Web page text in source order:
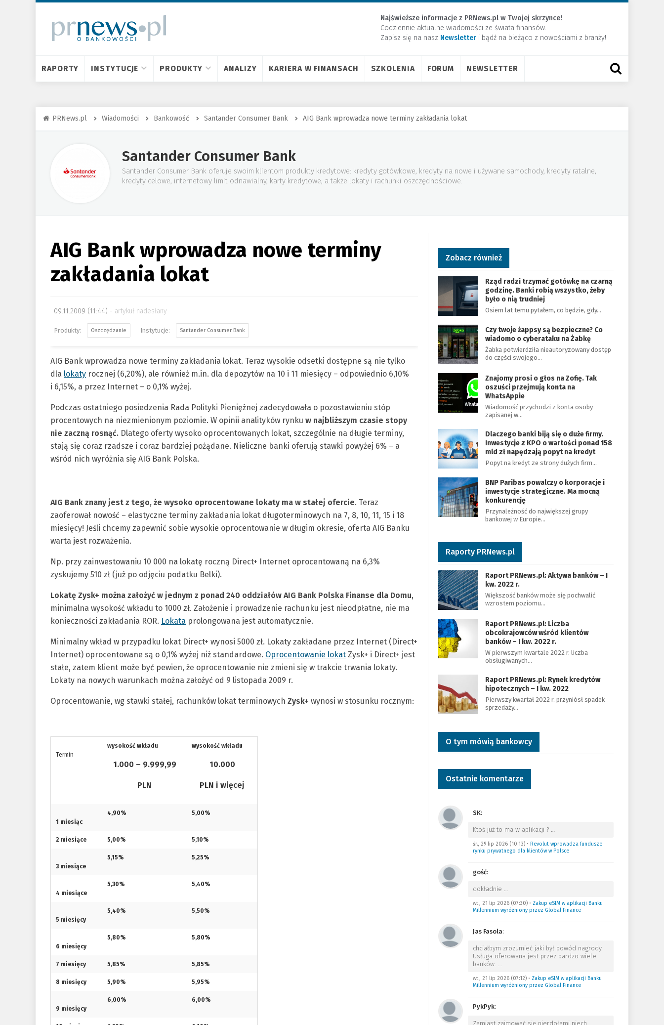
Najświeższe informacje z PRNews.pl w Twojej skrzynce!
Codziennie aktualne wiadomości ze świata finansów.
Zapisz się na nasz Newsletter ​i bądź na bieżąco z nowościami z branży!
RAPORTY INSTYTUCJE PRODUKTY ANALIZY KARIERA W FINANSACH SZKOLENIA FORUM NEWSLETTER
PRNews.pl Wiadomości Bankowość Santander Consumer Bank AIG Bank wprowadza nowe terminy zakładania lokat
Santander Consumer Bank
Santander Consumer Bank oferuje swoim klientom produkty kredytowe: kredyty gotówkowe, kredyty na nowe i używane samochody, kredyty ratalne,
kredyty celowe, internetowy limit odnawialny, karty kredytowe, a także lokaty i rachunki oszczędnościowe.
AIG Bank wprowadza nowe terminy
zakładania lokat
09.11.2009 (11:44) artykuł nadesłany
Oszczędzanie Santander Consumer Bank
AIG Bank wprowadza nowe terminy zakładania lokat. Teraz wysokie odsetki dostępne są nie tylko
dla lokaty rocznej (6,20%), ale również m.in. dla depozytów na 10 i 11 miesięcy – odpowiednio 6,10%
i 6,15%, a przez Internet – o 0,1% wyżej.
Podczas ostatniego posiedzenia Rada Polityki Pieniężnej zadecydowała o pozostawieniu stóp
procentowych na niezmienionym poziomie. W opinii analityków rynku w najbliższym czasie stopy
nie zaczną rosnąć. Dlatego oferty wysoko oprocentowanych lokat, szczególnie na długie terminy,
stają się coraz rzadsze i coraz bardziej pożądane. Nieliczne banki oferują stawki powyżej 6% – a
wśród nich wyróżnia się AIG Bank Polska.
AIG Bank znany jest z tego, że wysoko oprocentowane lokaty ma w stałej ofercie. Teraz
zaoferował nowość – elastyczne terminy zakładania lokat długoterminowych na 7, 8, 10, 11, 15 i 18
miesięcy! Jeśli chcemy zapewnić sobie wysokie oprocentowanie w długim okresie, oferta AIG Banku
warta jest rozważenia.
Np. przy zainwestowaniu 10 000 na lokatę roczną Direct+ Internet oprocentowaną na 6,3%
zyskujemy 510 zł (już po odjęciu podatku Belki).
Lokatę Zysk+ można założyć w jednym z ponad 240 oddziałów AIG Bank Polska Finanse dla Domu,
minimalna wysokość wkładu to 1000 zł. Założenie i prowadzenie rachunku jest nieodpłatne, nie ma
konieczności zakładania ROR. Lokata prolongowana jest automatycznie.
Minimalny wkład w przypadku lokat Direct+ wynosi 5000 zł. Lokaty zakładane przez Internet (Direct+
Internet) oprocentowane są o 0,1% wyżej niż standardowe. Oprocentowanie lokat Zysk+ i Direct+ jest
stałe, zatem klient może być pewien, że oprocentowanie nie zmieni się w trakcie trwania lokaty.
Lokaty na nowych warunkach można założyć od 9 listopada 2009 r.
Oprocentowanie, wg stawki stałej, rachunków lokat terminowych Zysk+ wynosi w stosunku rocznym:
Termin
wysokość wkładu
1.000 – 9.999,99
PLN
wysokość wkładu
10.000
PLN i więcej
1 miesiąc
4,90% 5,00%
2 miesiące 5,00% 5,10%
3 miesiące
5,15% 5,25%
4 miesiące
5,30% 5,40%
5 miesięcy
5,40% 5,50%
6 miesięcy
5,80% 5,80%
7 miesięcy 5,85% 5,85%
8 miesięcy 5,90% 5,95%
9 miesięcy
6,00% 6,00%
Zobacz również
Rząd radzi trzymać gotówkę na czarną
godzinę. Banki robią wszystko, żeby
było o nią trudniej
Osiem lat temu pytałem, co będzie, gdy…
Czy twoje żappsy są bezpieczne? Co
wiadomo o cyberataku na Żabkę
Żabka potwierdziła nieautoryzowany dostęp
do części swojego…
Znajomy prosi o głos na Zofię. Tak
oszuści przejmują konta na
WhatsAppie
Wiadomość przychodzi z konta osoby
zapisanej w…
Dlaczego banki biją się o duże firmy.
Inwestycje z KPO o wartości ponad 158
mld zł napędzają popyt na kredyt
Popyt na kredyt ze strony dużych firm…
BNP Paribas powalczy o korporacje i
inwestycje strategiczne. Ma mocną
konkurencję
Przynależność do największej grupy
bankowej w Europie…
Raporty PRNews.pl
Raport PRNews.pl: Aktywa banków – I
kw. 2022 r.
Większość banków może się pochwalić
wzrostem poziomu…
Raport PRNews.pl: Liczba
obcokrajowców wśród klientów
banków – I kw. 2022 r.
W pierwszym kwartale 2022 r. liczba
obsługiwanych…
Raport PRNews.pl: Rynek kredytów
hipotecznych – I kw. 2022
Pierwszy kwartał 2022 r. przyniósł spadek
sprzedaży…
O tym mówią bankowcy
Ostatnie komentarze
SK:
Ktoś już to ma w aplikacji ? …
śr., 29 lip 2026 (10:13)• Revolut wprowadza fundusze
rynku prywatnego dla klientów w Polsce
gość:
dokładnie …
wt., 21 lip 2026 (07:30)• Zakup eSIM w aplikacji Banku
Millennium wyróżniony przez Global Finance
Jas Fasola:
chciałbym zrozumieć jaki był powód nagrody.
Usługa oferowana jest przez bardzo wiele
banków. …
wt., 21 lip 2026 (07:12)• Zakup eSIM w aplikacji Banku
Millennium wyróżniony przez Global Finance
PykPyk:
Zamiast zajmować się pierdołami niech